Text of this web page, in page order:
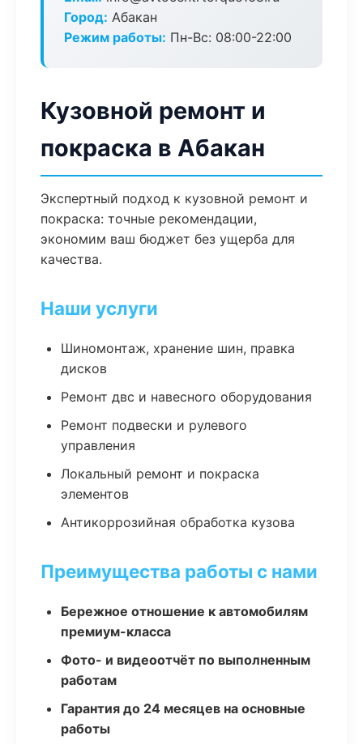
Город: Абакан
Режим работы: Пн-Вс: 08:00-22:00
Кузовной ремонт и
покраска в Абакан
Экспертный подход к кузовной ремонт и
покраска: точные рекомендации,
экономим ваш бюджет без ущерба для
качества.
Наши услуги
Шиномонтаж, хранение шин, правка
дисков
Ремонт двс и навесного оборудования
Ремонт подвески и рулевого
управления
Локальный ремонт и покраска
элементов
Антикоррозийная обработка кузова
Преимущества работы с нами
Бережное отношение к автомобилям
премиум-класса
Фото- и видеоотчёт по выполненным
работам
Гарантия до 24 месяцев на основные
работы